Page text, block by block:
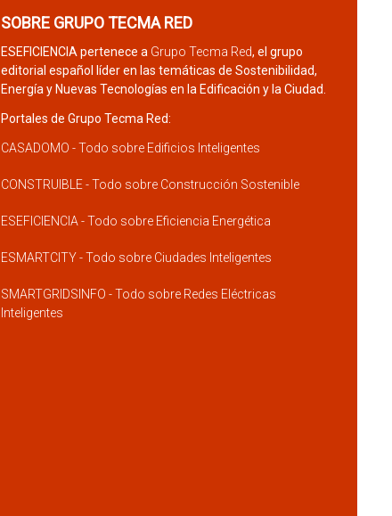
SOBRE GRUPO TECMA RED
ESEFICIENCIA pertenece a Grupo Tecma Red, el grupo
editorial español líder en las temáticas de Sostenibilidad,
Energía y Nuevas Tecnologías en la Edificación y la Ciudad.
Portales de Grupo Tecma Red:
CASADOMO - Todo sobre Edificios Inteligentes
CONSTRUIBLE - Todo sobre Construcción Sostenible
ESEFICIENCIA - Todo sobre Eficiencia Energética
ESMARTCITY - Todo sobre Ciudades Inteligentes
SMARTGRIDSINFO - Todo sobre Redes Eléctricas
Inteligentes